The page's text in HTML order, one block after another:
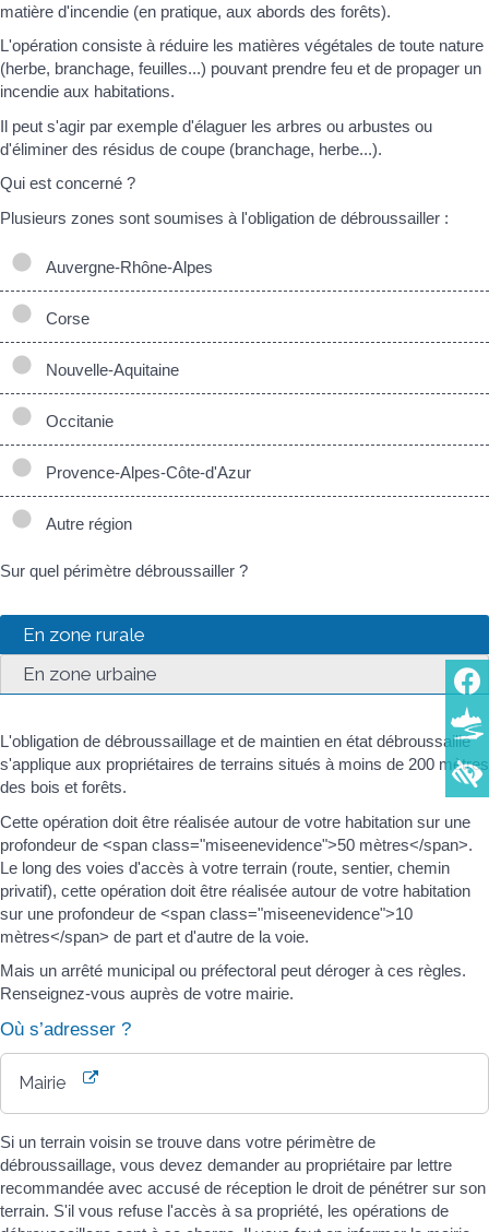
matière d'incendie (en pratique, aux abords des forêts).
L'opération consiste à réduire les matières végétales de toute nature
(herbe, branchage, feuilles...) pouvant prendre feu et de propager un
incendie aux habitations.
Il peut s'agir par exemple d'élaguer les arbres ou arbustes ou
d'éliminer des résidus de coupe (branchage, herbe...).
Qui est concerné ?
Plusieurs zones sont soumises à l'obligation de débroussailler :
Auvergne-Rhône-Alpes
Corse
Nouvelle-Aquitaine
Occitanie
Provence-Alpes-Côte-d'Azur
Autre région
Sur quel périmètre débroussailler ?
En zone rurale
En zone urbaine
L'obligation de débroussaillage et de maintien en état débroussaillé
s'applique aux propriétaires de terrains situés à moins de 200 mètres
des bois et forêts.
Cette opération doit être réalisée autour de votre habitation sur une
profondeur de <span class="miseenevidence">50 mètres</span>.
Le long des voies d'accès à votre terrain (route, sentier, chemin
privatif), cette opération doit être réalisée autour de votre habitation
sur une profondeur de <span class="miseenevidence">10
mètres</span> de part et d'autre de la voie.
Mais un arrêté municipal ou préfectoral peut déroger à ces règles.
Renseignez-vous auprès de votre mairie.
Où s’adresser ?
Mairie
Si un terrain voisin se trouve dans votre périmètre de
débroussaillage, vous devez demander au propriétaire par lettre
recommandée avec accusé de réception le droit de pénétrer sur son
terrain. S'il vous refuse l'accès à sa propriété, les opérations de